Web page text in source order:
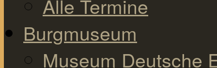
Alle Termine
Burgmuseum
Museum Deutsche